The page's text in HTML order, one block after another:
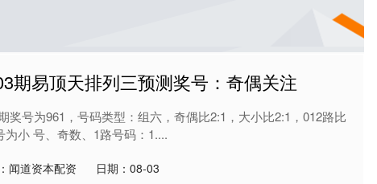
期易顶天排列三预测奖号：奇偶关注
奖号为961，号码类型：组六，奇偶比2:1，大小比2:1，012路比
小 号、奇数、1路号码：1....
闻道资本配资
日期：08-03